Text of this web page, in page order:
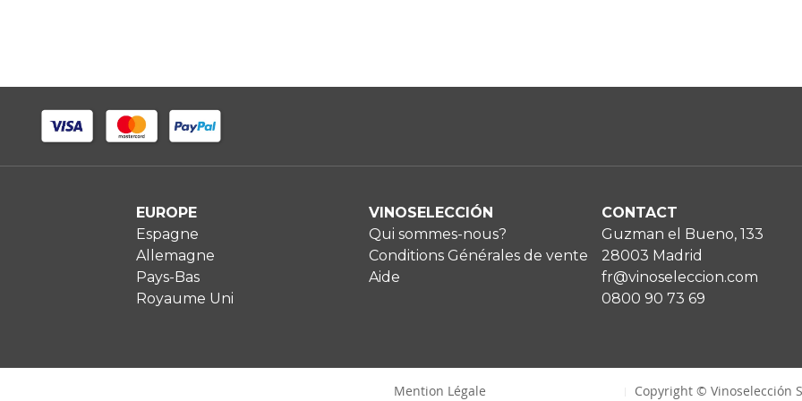
EUROPE
Espagne
Allemagne
Pays-Bas
Royaume Uni
VINOSELECCIÓN
Qui sommes-nous?
Conditions Générales de vente
Aide
CONTACT
Guzman el Bueno, 133
28003 Madrid
fr@vinoseleccion.com
0800 90 73 69
Mention Légale Copyright © Vinoselección